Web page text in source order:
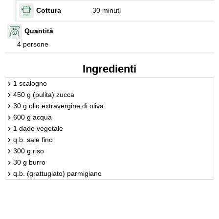
Cottura 30 minuti
Quantità
4 persone
Ingredienti
1 scalogno
450 g (pulita) zucca
30 g olio extravergine di oliva
600 g acqua
1 dado vegetale
q.b. sale fino
300 g riso
30 g burro
q.b. (grattugiato) parmigiano